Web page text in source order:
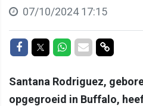
07/10/2024 17:15
Delen op Facebook
Delen op Twitter
Delen opDelen via
Delen
Santana Rodriguez,
opgegroeid in Buffalo,